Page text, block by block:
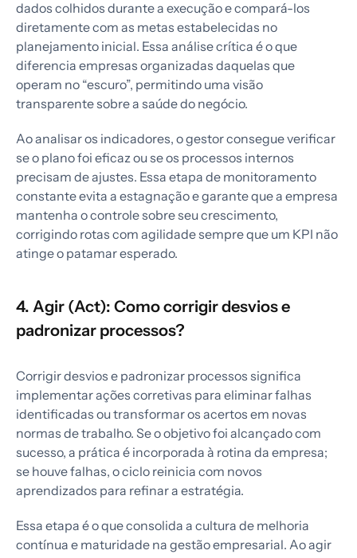
dados colhidos durante a execução e compará-los
diretamente com as metas estabelecidas no
planejamento inicial. Essa análise crítica é o que
diferencia empresas organizadas daquelas que
operam no “escuro”, permitindo uma visão
transparente sobre a saúde do negócio.
Ao analisar os indicadores, o gestor consegue verificar
se o plano foi eficaz ou se os processos internos
precisam de ajustes. Essa etapa de monitoramento
constante evita a estagnação e garante que a empresa
mantenha o controle sobre seu crescimento,
corrigindo rotas com agilidade sempre que um KPI não
atinge o patamar esperado.
4. Agir (Act): Como corrigir desvios e
padronizar processos?
Corrigir desvios e padronizar processos significa
implementar ações corretivas para eliminar falhas
identificadas ou transformar os acertos em novas
normas de trabalho. Se o objetivo foi alcançado com
sucesso, a prática é incorporada à rotina da empresa;
se houve falhas, o ciclo reinicia com novos
aprendizados para refinar a estratégia.
Essa etapa é o que consolida a cultura de melhoria
contínua e maturidade na gestão empresarial. Ao agir